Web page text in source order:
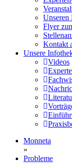
Unseren
Flyer
Kontakt
Unsere
Videos
Monneta
»
Probleme